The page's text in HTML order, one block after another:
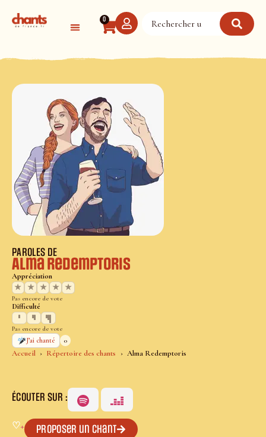
0
Accueil Répertoire des chants Alma Redemptoris
PAROLES DE
Alma Redemptoris
Appréciation
★
★ ★ ★ ★
Pas encore de vote
Difficulté
Pas encore de vote
J’ai chanté
0
ÉCOUTER SUR :
♡+ Proposer un chant